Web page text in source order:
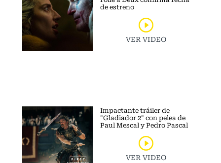
de estreno
VER VIDEO
Impactante tráiler de
"Gladiador 2" con pelea de
Paul Mescal y Pedro Pascal
VER VIDEO